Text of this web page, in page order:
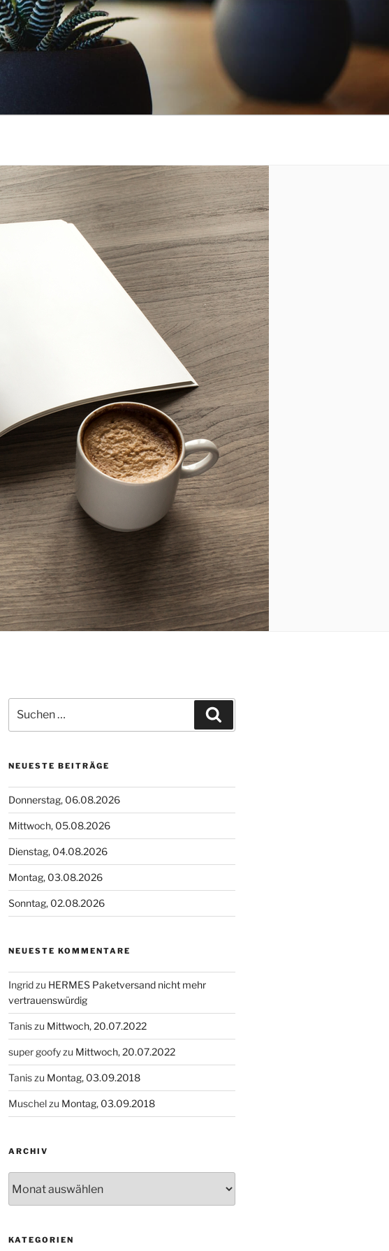
nach:
NEUESTE BEITRÄGE
Donnerstag, 06.08.2026
Mittwoch, 05.08.2026
Dienstag, 04.08.2026
Montag, 03.08.2026
Sonntag, 02.08.2026
NEUESTE KOMMENTARE
Ingridzu HERMES Paketversand nicht mehr
vertrauenswürdig
Taniszu Mittwoch, 20.07.2022
super goofyzu Mittwoch, 20.07.2022
Taniszu Montag, 03.09.2018
Muschelzu Montag, 03.09.2018
ARCHIV
KATEGORIEN